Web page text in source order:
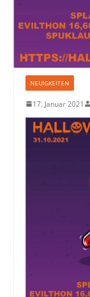
NEUIGKEITEN
17. Januar 2021